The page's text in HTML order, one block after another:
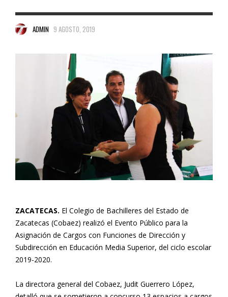
ADMIN 9 AGOSTO, 2019
ZACATECAS. El Colegio de Bachilleres del Estado de
Zacatecas (Cobaez) realizó el Evento Público para la
Asignación de Cargos con Funciones de Dirección y
Subdirección en Educación Media Superior, del ciclo escolar
2019-2020.
La directora general del Cobaez, Judit Guerrero López,